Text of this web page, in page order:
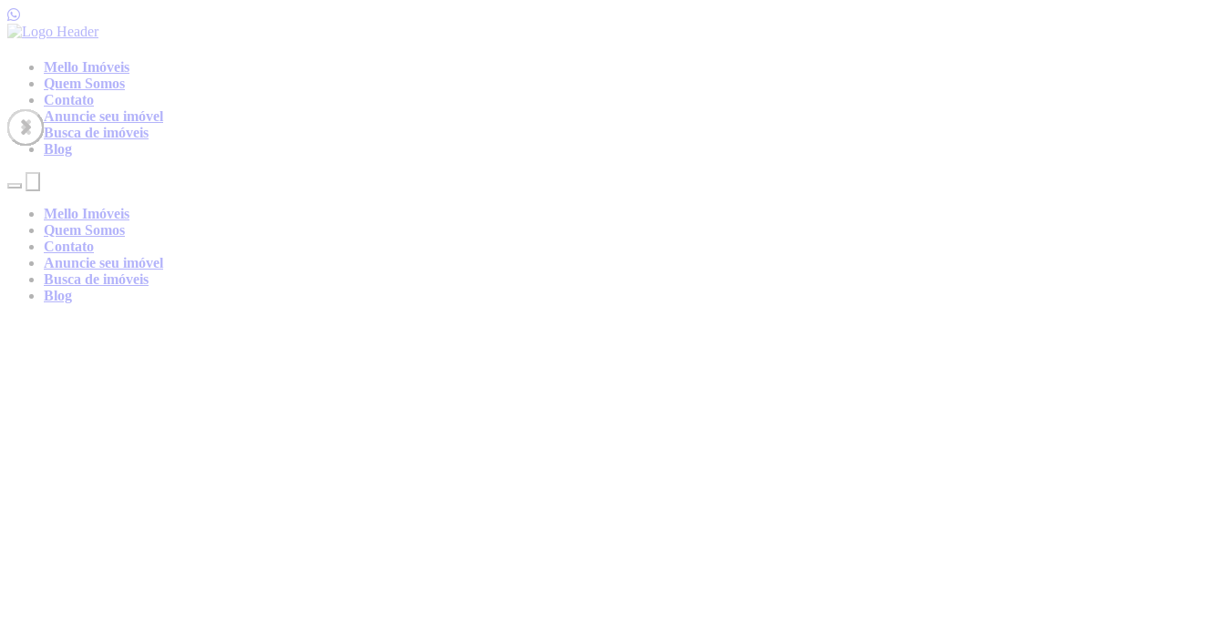
Mello Imóveis
Quem Somos
Contato
Anuncie seu imóvel
Busca de imóveis
Blog
Toggle
navigation
navigation
Mello Imóveis
Quem Somos
Contato
Anuncie seu imóvel
Busca de imóveis
Blog